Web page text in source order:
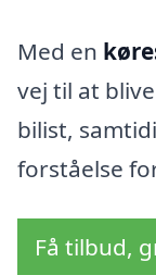
Med en
vej til at
bilist,
forståelse
Få tilbud,